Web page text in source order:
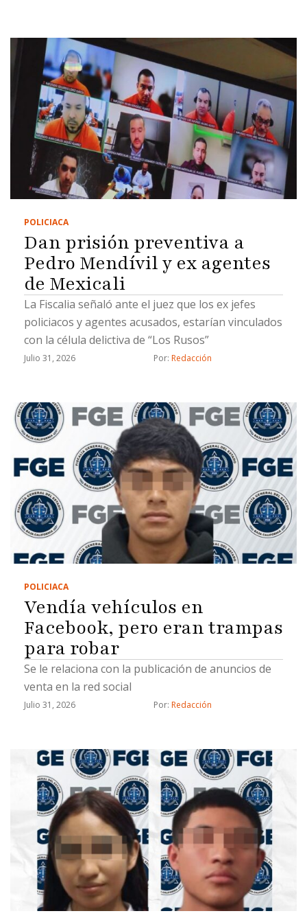
POLICIACA
Dan prisión preventiva a
Pedro Mendívil y ex agentes
de Mexicali
La Fiscalia señaló ante el juez que los ex jefes
policiacos y agentes acusados, estarían vinculados
con la célula delictiva de “Los Rusos”
Julio 31, 2026 Por: Redacción
POLICIACA
Vendía vehículos en
Facebook, pero eran trampas
para robar
Se le relaciona con la publicación de anuncios de
venta en la red social
Julio 31, 2026 Por: Redacción